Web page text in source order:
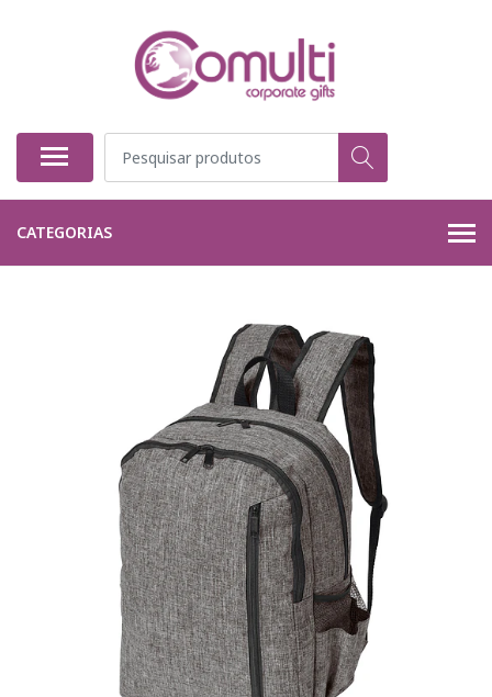
CATEGORIAS